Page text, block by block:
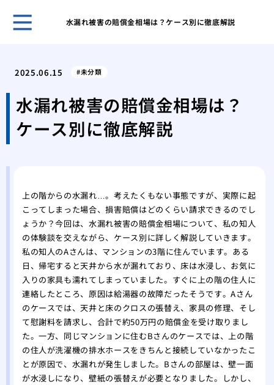
水漏れ被害の賠償金相場は？ケース別に徹底解説
洗
方
特
処法
2025.06.15 未分類
水漏れ被害の賠償金相場は？
ケース別に徹底解説
上の階からの水漏れ…。考えたくもない事態ですが、実際に起
こってしまった場合、損害賠償はどのくらい請求できるのでし
ょうか？今回は、水漏れ被害の賠償金相場について、私の知人
の体験談を交えながら、ケース別に詳しく解説していきます。
私の知人のAさんは、マンションの3階に住んでいます。ある
日、帰宅すると天井から水が漏れており、床は水浸し、お気に
入りの家具も濡れてしまっていました。すぐに上の階の住人に
連絡したところ、原因は給湯器の故障だったそうです。Aさん
のケースでは、天井と床のクロスの張替え、家具の修理、そし
て慰謝料を請求し、合計で約50万円の賠償金を受け取りまし
た。一方、同じマンションに住むBさんのケースでは、上の階
の住人が洗濯機の排水ホースをきちんと接続していなかったこ
とが原因で、水漏れが発生しました。Bさんの部屋は、壁一面
が水浸しになり、壁紙の張替えが必要となりました。しかし、